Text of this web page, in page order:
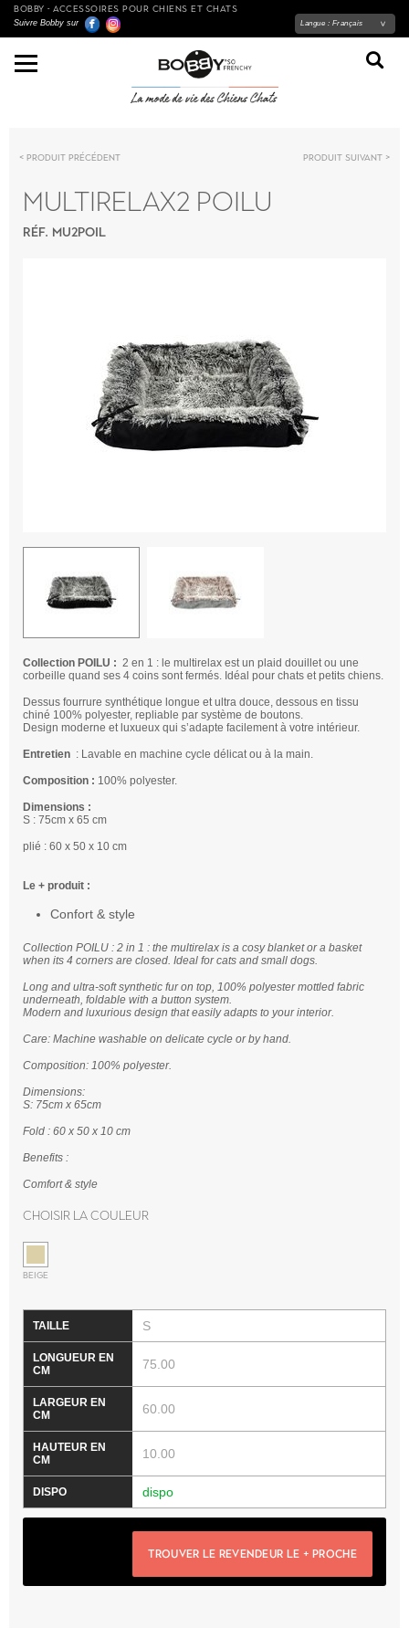
BOBBY - ACCESSOIRES POUR CHIENS ET CHATS
Suivre Bobby sur Langue : Français
Produit précédent Produit suivant
MULTIRELAX2 POILU
RÉF. MU2POIL
Collection POILU : 2 en 1 : le multirelax est un plaid douillet ou une
corbeille quand ses 4 coins sont fermés. Idéal pour chats et petits chiens.
Dessus fourrure synthétique longue et ultra douce, dessous en tissu
chiné 100% polyester, repliable par système de boutons.
Design moderne et luxueux qui s’adapte facilement à votre intérieur.
Entretien : Lavable en machine cycle délicat ou à la main.
Composition : 100% polyester.
Dimensions :
S : 75cm x 65 cm
plié : 60 x 50 x 10 cm
Le + produit :
Confort & style
Collection POILU : 2 in 1 : the multirelax is a cosy blanket or a basket
when its 4 corners are closed. Ideal for cats and small dogs.
Long and ultra-soft synthetic fur on top, 100% polyester mottled fabric
underneath, foldable with a button system.
Modern and luxurious design that easily adapts to your interior.
Care: Machine washable on delicate cycle or by hand.
Composition: 100% polyester.
Dimensions:
S: 75cm x 65cm
Fold : 60 x 50 x 10 cm
Benefits :
Comfort & style
Choisir la couleur
BEIGE
S
75.00
60.00
10.00
dispo
TROUVER LE REVENDEUR LE + PROCHE